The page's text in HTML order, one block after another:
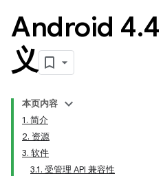
Android 4.
义
本页内容
1. 简介
2. 资源
3. 软件
3.1. 受管理 API 兼容性